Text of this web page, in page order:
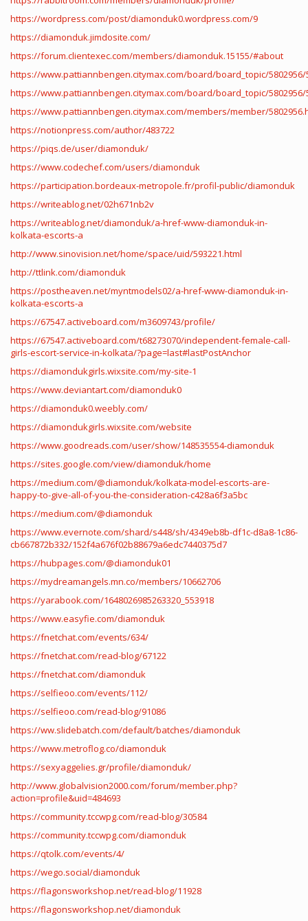
https://wordpress.com/post/diamonduk0.wordpress.com/9
https://diamonduk.jimdosite.com/
https://forum.clientexec.com/members/diamonduk.15155/#about
https://www.pattiannbengen.citymax.com/board/board_topic/5802956/
https://www.pattiannbengen.citymax.com/board/board_topic/5802956/
https://www.pattiannbengen.citymax.com/members/member/
https://notionpress.com/author/483722
https://piqs.de/user/diamonduk/
https://www.codechef.com/users/diamonduk
https://participation.bordeaux-metropole.fr/profil-public/diamonduk
https://writeablog.net/02h671nb2v
https://writeablog.net/diamonduk/a-href-www-diamonduk-in-
kolkata-escorts-a
http://www.sinovision.net/home/space/uid/593221.html
http://ttlink.com/diamonduk
https://postheaven.net/myntmodels02/a-href-www-diamonduk-in-
kolkata-escorts-a
https://67547.activeboard.com/m3609743/profile/
https://67547.activeboard.com/t68273070/independent-female-call-
girls-escort-service-in-kolkata/?page=last#lastPostAnchor
https://diamondukgirls.wixsite.com/my-site-1
https://www.deviantart.com/diamonduk0
https://diamonduk0.weebly.com/
https://diamondukgirls.wixsite.com/website
https://www.goodreads.com/user/show/148535554-diamonduk
https://sites.google.com/view/diamonduk/home
https://medium.com/@diamonduk/kolkata-model-escorts-are-
happy-to-give-all-of-you-the-consideration-c428a6f3a5bc
https://medium.com/@diamonduk
https://www.evernote.com/shard/s448/sh/4349eb8b-df1c-d8a8-1c86-
cb667872b332/152f4a676f02b88679a6edc7440375d7
https://hubpages.com/@diamonduk01
https://mydreamangels.mn.co/members/10662706
https://yarabook.com/1648026985263320_553918
https://www.easyfie.com/diamonduk
https://fnetchat.com/events/634/
https://fnetchat.com/read-blog/67122
https://fnetchat.com/diamonduk
https://selfieoo.com/events/112/
https://selfieoo.com/read-blog/91086
https://ww.slidebatch.com/default/batches/diamonduk
https://www.metroflog.co/diamonduk
https://sexyaggelies.gr/profile/diamonduk/
http://www.globalvision2000.com/forum/member.php?
action=profile&uid=484693
https://community.tccwpg.com/read-blog/30584
https://community.tccwpg.com/diamonduk
https://qtolk.com/events/4/
https://wego.social/diamonduk
https://flagonsworkshop.net/read-blog/11928
https://flagonsworkshop.net/diamonduk